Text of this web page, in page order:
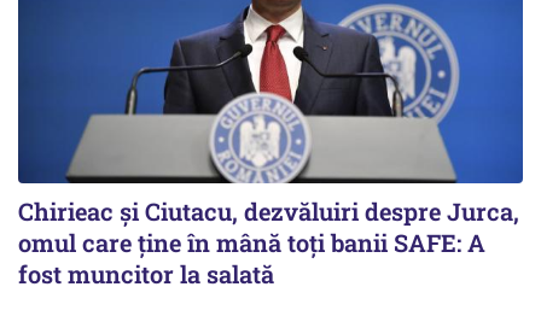
Chirieac și Ciutacu, dezvăluiri despre Jurca,
omul care ține în mână toți banii SAFE: A
fost muncitor la salată